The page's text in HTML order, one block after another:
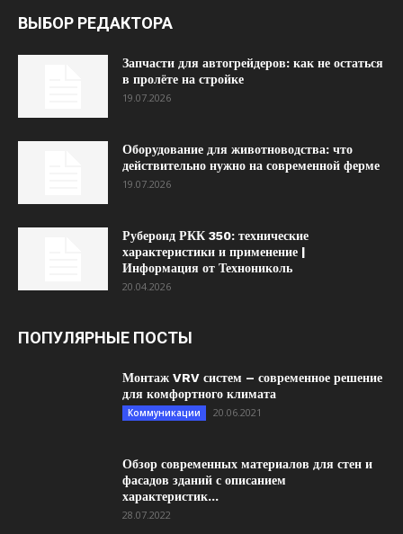
ВЫБОР РЕДАКТОРА
Запчасти для автогрейдеров: как не остаться
в пролёте на стройке
19.07.2026
Оборудование для животноводства: что
действительно нужно на современной ферме
19.07.2026
Рубероид РКК 350: технические
характеристики и применение |
Информация от Технониколь
20.04.2026
ПОПУЛЯРНЫЕ ПОСТЫ
Монтаж VRV систем – современное решение
для комфортного климата
Коммуникации 20.06.2021
Обзор современных материалов для стен и
фасадов зданий с описанием
характеристик...
28.07.2022